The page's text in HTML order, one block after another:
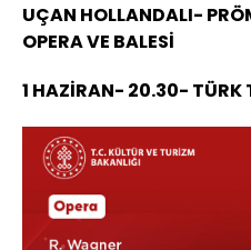
UÇAN HOLLANDALI-
OPERA VE BALESİ
1 HAZİRAN- 20.30- TÜRK